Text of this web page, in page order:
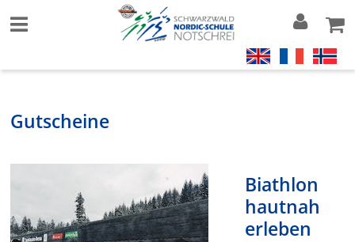
Gutscheine
Biathlon
hautnah
erleben